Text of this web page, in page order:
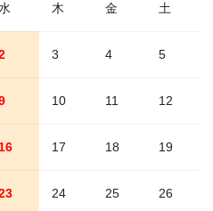
木 金 土
3 4 5
10 11 12
17 18 19
24 25 26